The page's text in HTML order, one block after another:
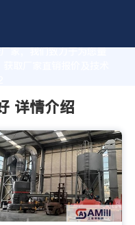
家，我们致力于为您量
取厂家直销报价及技术
详情介绍